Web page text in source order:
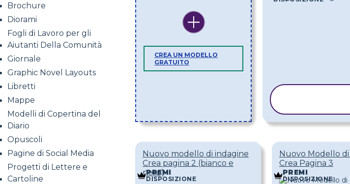
Brochure
Diorami
Fogli di Lavoro per gli
Aiutanti Della Comunità
Giornale
Graphic Novel Layouts
Libretti
Mappe
Modelli di Copertina del
Diario
Opuscoli
Pagine di Social Media
Progetti di Lettere e
Cartoline
CREA UN MODELLO
GRATUITO
Nuovo modello di indagine
Crea pagina 2 (bianco e
nero)
PREMI
DISPOSIZIONE
Nuovo Modello
Crea Pagina 3
PREMI
DISPOSIZIONE